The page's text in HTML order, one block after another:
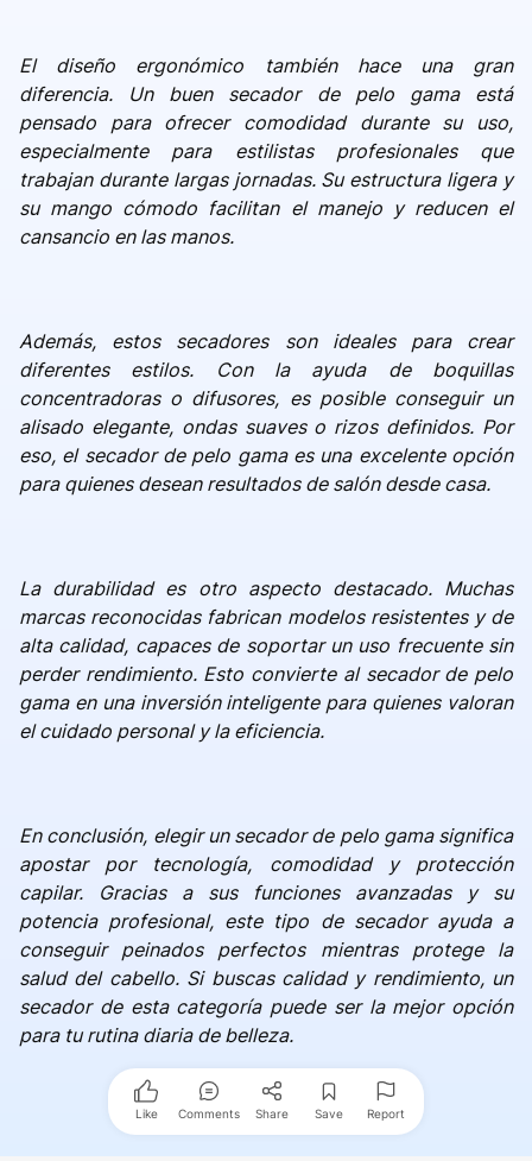
El diseño ergonómico también hace una gran
diferencia. Un buen secador de pelo gama está
pensado para ofrecer comodidad durante su uso,
especialmente para estilistas profesionales que
trabajan durante largas jornadas. Su estructura ligera y
su mango cómodo facilitan el manejo y reducen el
cansancio en las manos.
Además, estos secadores son ideales para crear
diferentes estilos. Con la ayuda de boquillas
concentradoras o difusores, es posible conseguir un
alisado elegante, ondas suaves o rizos definidos. Por
eso, el secador de pelo gama es una excelente opción
para quienes desean resultados de salón desde casa.
La durabilidad es otro aspecto destacado. Muchas
marcas reconocidas fabrican modelos resistentes y de
alta calidad, capaces de soportar un uso frecuente sin
perder rendimiento. Esto convierte al secador de pelo
gama en una inversión inteligente para quienes valoran
el cuidado personal y la eficiencia.
En conclusión, elegir un secador de pelo gama significa
apostar por tecnología, comodidad y protección
capilar. Gracias a sus funciones avanzadas y su
potencia profesional, este tipo de secador ayuda a
conseguir peinados perfectos mientras protege la
salud del cabello. Si buscas calidad y rendimiento, un
secador de esta categoría puede ser la mejor opción
para tu rutina diaria de belleza.
Like Comments Share Save Report